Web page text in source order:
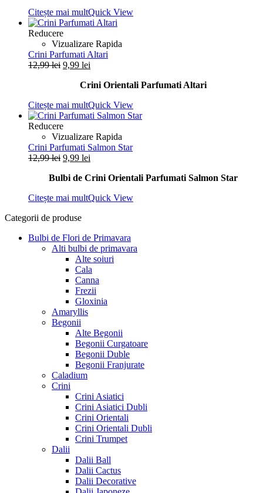
Citește mai multQuick View
Reducere
Vizualizare Rapida
Crini Parfumati Altari
12,99lei Prețul
12,99 lei.
9,99 lei
este:
Crini Orientali Parfumati Altari
Citește mai multQuick View
Reducere
Vizualizare Rapida
Crini Parfumati Salmon Star
12,99lei Prețul
a
12,99 lei.
9,99 lei
este:
Bulbi de Crini Orientali Parfumati Salmon Star
Citește mai multQuick View
Categorii de produse
Bulbi de Flori de Primavara
Alti bulbi de primavara
Alte soiuri
Cala
Canna
Frezii
Gloxinia
Amaryllis
Begonii
Alte Begonii
Begonii Curgatoare
Begonii Duble
Begonii Franjurate
Caladium
Crini
Crini Asiatici
Crini Asiatici Dubli
Crini Orientali
Crini Orientali Dubli
Crini Trumpet
Dalii
Dalii Ball
Dalii Cactus
Dalii Decorative